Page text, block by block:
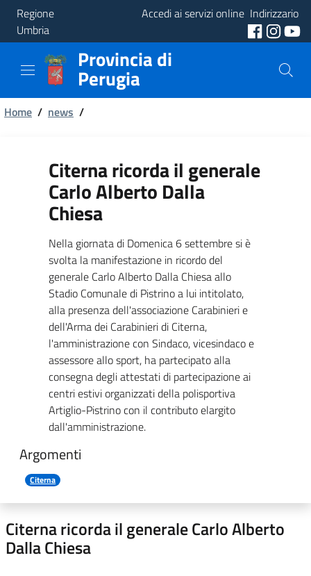
Regione
Umbria
Accedi ai servizi online Indirizzario
Provincia
Aree
Tematiche
Provincia di
Perugia
Briciole
pane
Home / news /
Citerna ricorda il generale
Carlo Alberto Dalla
Chiesa
Nella giornata di Domenica 6 settembre si è
svolta la manifestazione in ricordo del
generale Carlo Alberto Dalla Chiesa allo
Stadio Comunale di Pistrino a lui intitolato,
alla presenza dell'associazione Carabinieri e
dell'Arma dei Carabinieri di Citerna,
l'amministrazione con Sindaco, vicesindaco e
assessore allo sport, ha partecipato alla
consegna degli attestati di partecipazione ai
centri estivi organizzati della polisportiva
Artiglio-Pistrino con il contributo elargito
dall'amministrazione.
Argomenti
Citerna
Citerna ricorda il generale Carlo Alberto
Dalla Chiesa